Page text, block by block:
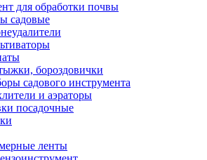
для обработки почвы
садовые
бороздовички
садового инструмента
и аэраторы
посадочные
ленты